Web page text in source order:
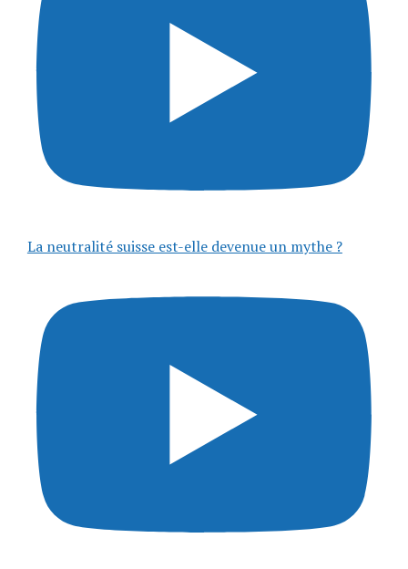
La neutralité suisse est-elle devenue un mythe ?